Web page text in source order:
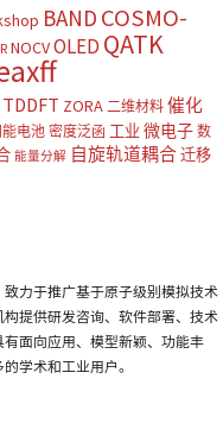
BAND COSMO-
NOCVOLED QATK
TDDFT ZORA 二维材料 催化
电池 密度泛函 工业 微电子 数
能量分解 自旋轨道耦合迁移
力于推广基于原子级别模拟技术
提供研发咨询、软件部署、技术
面向应用、模型新颖、功能丰
学术和工业用户。